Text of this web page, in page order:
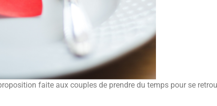
faite aux couples de prendre du temps pour se